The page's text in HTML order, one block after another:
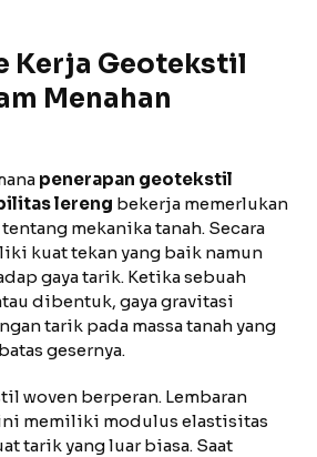
Kerja Geotekstil
Menahan
penerapan geotekstil
lereng bekerja memerlukan
mekanika tanah. Secara
kuat tekan yang baik namun
gaya tarik. Ketika sebuah
dibentuk, gaya gravitasi
tarik pada massa tanah yang
gesernya.
woven berperan. Lembaran
memiliki modulus elastisitas
tarik yang luar biasa. Saat